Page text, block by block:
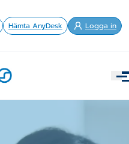
Hämta AnyDesk Logga in